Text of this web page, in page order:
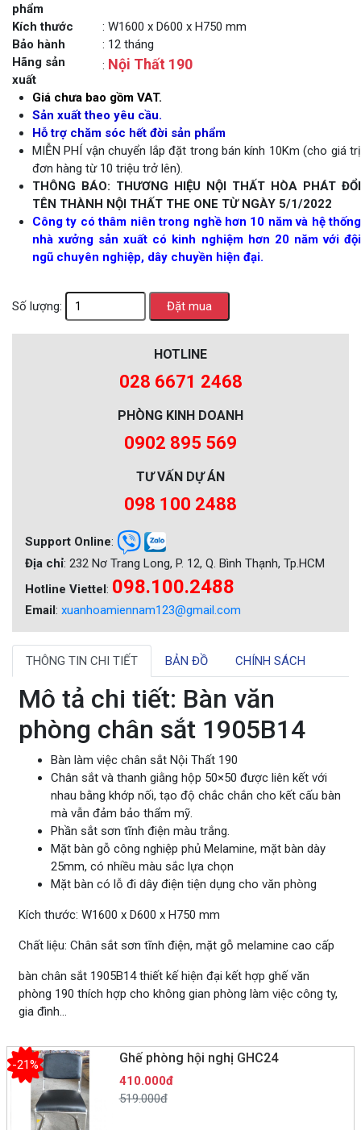
phẩm
Kích thước
: W1600 x D600 x H750 mm
Bảo hành
: 12 tháng
Hãng sản
xuất
: Nội Thất 190
Giá chưa bao gồm VAT.
Sản xuất theo yêu cầu.
Hỗ trợ chăm sóc hết đời sản phẩm
MIỄN PHÍ vận chuyển lắp đặt trong bán kính 10Km (cho giá trị
đơn hàng từ 10 triệu trở lên).
THÔNG BÁO: THƯƠNG HIỆU NỘI THẤT HÒA PHÁT ĐỔI
TÊN THÀNH NỘI THẤT THE ONE TỪ NGÀY 5/1/2022
Công ty có thâm niên trong nghề hơn 10 năm và hệ thống
nhà xưởng sản xuất có kinh nghiệm hơn 20 năm với đội
ngũ chuyên nghiệp, dây chuyền hiện đại.
Số lượng:
HOTLINE
028 6671 2468
PHÒNG KINH DOANH
0902 895 569
TƯ VẤN DỰ ÁN
098 100 2488
Support Online:
Địa chỉ: 232 Nơ Trang Long, P. 12, Q. Bình Thạnh, Tp.HCM
Hotline Viettel: 098.100.2488
Email: xuanhoamiennam123@gmail.com
THÔNG TIN CHI TIẾT BẢN ĐỒ CHÍNH SÁCH
Mô tả chi tiết: Bàn văn
phòng chân sắt 1905B14
Bàn làm việc chân sắt Nội Thất 190
Chân sắt và thanh giằng hộp 50×50 được liên kết với
nhau bằng khớp nối, tạo độ chắc chắn cho kết cấu bàn
mà vẫn đảm bảo thẩm mỹ.
Phần sắt sơn tĩnh điện màu trắng.
Mặt bàn gỗ công nghiệp phủ Melamine, mặt bàn dày
25mm, có nhiều màu sắc lựa chọn
Mặt bàn có lỗ đi dây điện tiện dụng cho văn phòng
Kích thước: W1600 x D600 x H750 mm
Chất liệu: Chân sắt sơn tĩnh điện, mặt gỗ melamine cao cấp
bàn chân sắt 1905B14 thiết kế hiện đại kết hợp ghế văn
phòng 190 thích hợp cho không gian phòng làm việc công ty,
gia đình…
Ghế phòng hội nghị GHC24
-21%
410.000đ
519.000đ